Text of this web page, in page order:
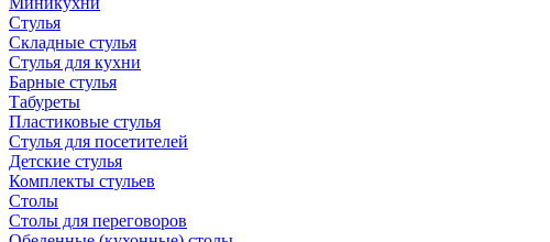
Стулья
Складные стулья
Стулья для кухни
Барные стулья
Табуреты
Пластиковые стулья
Стулья для посетителей
Детские стулья
Комплекты стульев
Столы
Столы для переговоров